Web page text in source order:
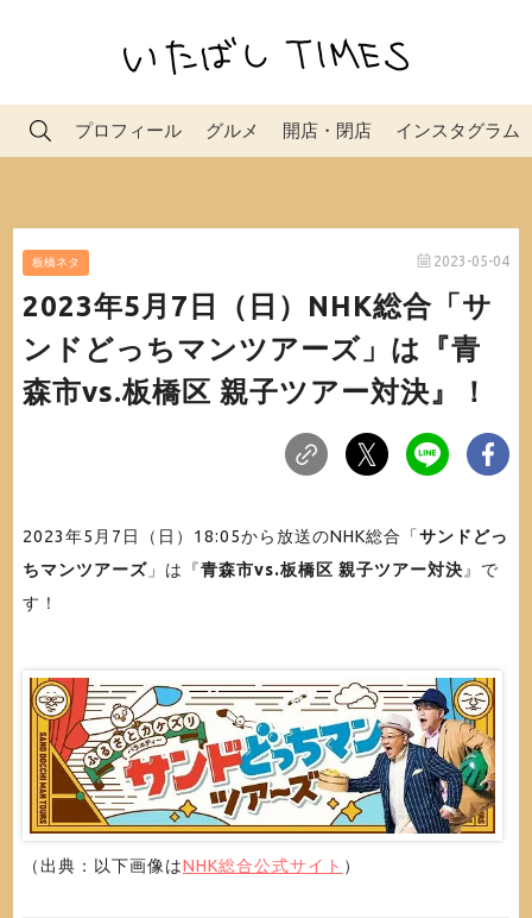
プロフィール グルメ 開店・閉店 インスタグラム
板橋ネタ 2023-05-04
2023年5月7日（日）NHK総合「サ
ンドどっちマンツアーズ」は『青
森市vs.板橋区 親子ツアー対決』！
2023年5月7日（日）18:05から放送のNHK総合「サンドどっ
ちマンツアーズ」は『青森市vs.板橋区 親子ツアー対決 』で
す！
（出典：以下画像はNHK総合公式サイト ）